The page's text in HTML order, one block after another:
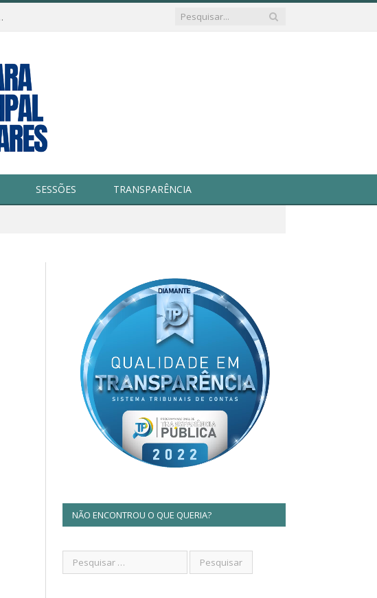
ao Dia das Mães
SESSÕES TRANSPARÊNCIA
NÃO ENCONTROU O QUE QUERIA?